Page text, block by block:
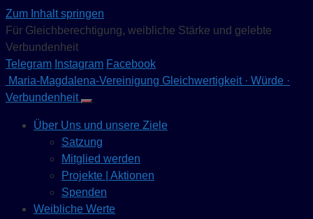
Zum Inhalt springen
Für Gleichberechtigung, weibliche Stärke und gelebte
Verbundenheit
Telegram Instagram Facebook
Maria-Magdalena-Vereinigung Gleichwertigkeit · Würde ·
Verbundenheit
Über Uns und unsere Ziele
Satzung
Mitglied werden
Projekte | Aktionen
Spenden
Weibliche Werte